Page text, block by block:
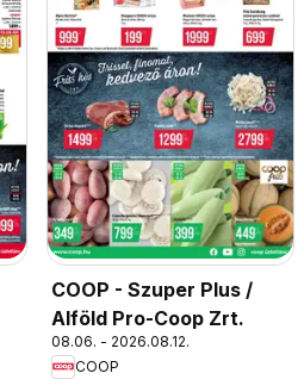
COOP - Szuper Plus /
Alföld Pro-Coop Zrt.
08.06. - 2026.08.12.
COOP